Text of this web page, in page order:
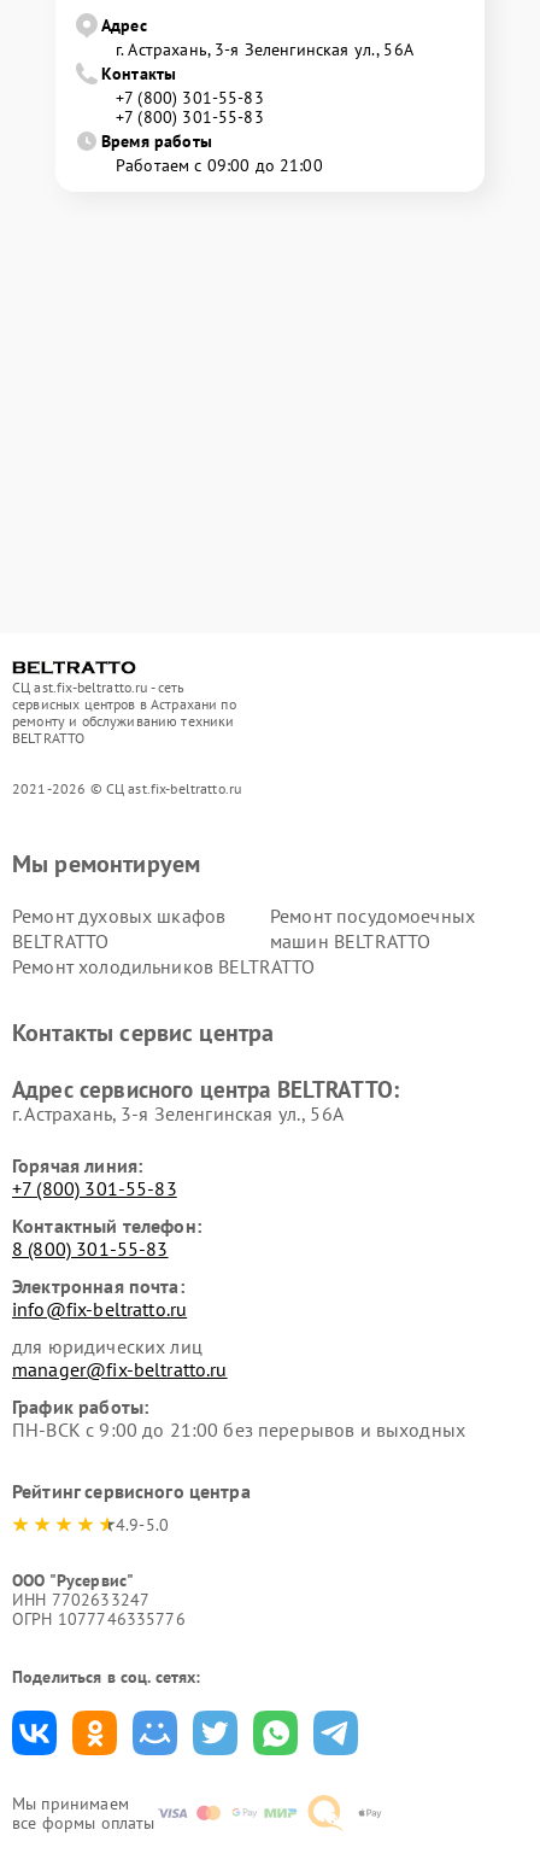
Адрес
г. Астрахань, 3-я Зеленгинская ул., 56А
Контакты
+7 (800) 301-55-83
+7 (800) 301-55-83
Время работы
Работаем с 09:00 до 21:00
СЦ ast.fix-beltratto.ru - сеть
сервисных центров в Астрахани по
ремонту и обслуживанию техники
BELTRATTO
2021-2026 © СЦ ast.fix-beltratto.ru
Мы принимаем
все формы оплаты
Мы ремонтируем
Ремонт духовых шкафов
BELTRATTO
Ремонт посудомоечных
машин BELTRATTO
Ремонт холодильников BELTRATTO
Контакты сервис центра
Адрес сервисного центра BELTRATTO:
г. Астрахань, 3-я Зеленгинская ул., 56А
Горячая линия:
+7 (800) 301-55-83
Контактный телефон:
8 (800) 301-55-83
Электронная почта:
info@fix-beltratto.ru
для юридических лиц
manager@fix-beltratto.ru
График работы:
ПН-ВСК с 9:00 до 21:00 без перерывов и выходных
Рейтинг сервисного центра
4.9-5.0
ООО "Русервис"
ИНН 7702633247
ОГРН 1077746335776
Поделиться в соц. сетях: